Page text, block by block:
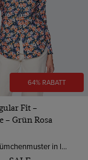
64% RABATT
Fit –
– Grün Rosa
Bluse mit Blümchenmuster in leicht tailliertem Regular Fit aus Baumwolle von Hawes & Curtis.